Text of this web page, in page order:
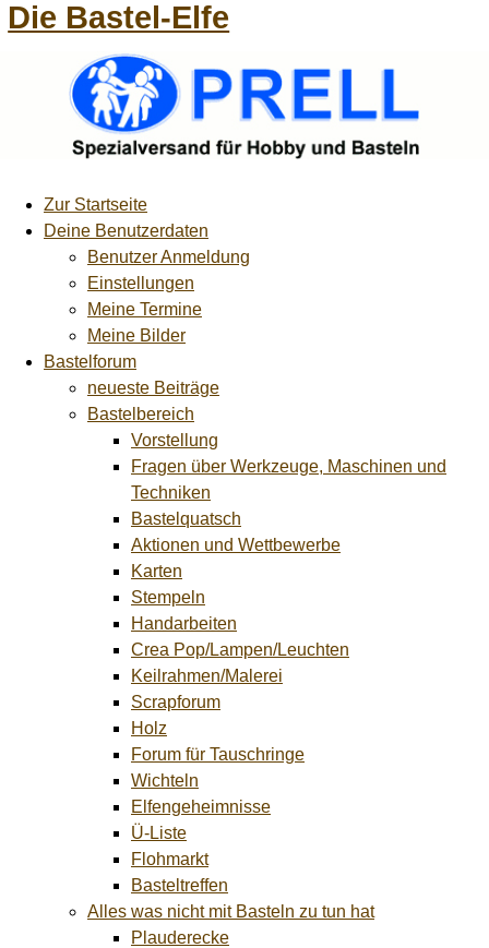
Die Bastel-Elfe
Zur Startseite
Deine Benutzerdaten
Benutzer Anmeldung
Einstellungen
Meine Termine
Meine Bilder
Bastelforum
neueste Beiträge
Bastelbereich
Vorstellung
Fragen über Werkzeuge, Maschinen und
Techniken
Bastelquatsch
Aktionen und Wettbewerbe
Karten
Stempeln
Handarbeiten
Crea Pop/Lampen/Leuchten
Keilrahmen/Malerei
Scrapforum
Holz
Forum für Tauschringe
Wichteln
Elfengeheimnisse
Ü-Liste
Flohmarkt
Basteltreffen
Alles was nicht mit Basteln zu tun hat
Plauderecke